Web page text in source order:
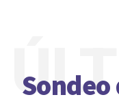
Sondeo